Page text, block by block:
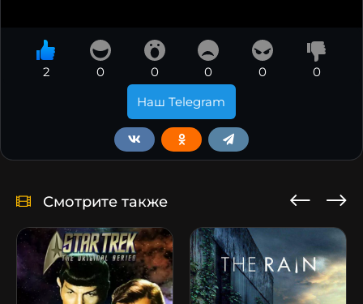
2 0 0 0 0
0
Наш Telegram
Смотрите также